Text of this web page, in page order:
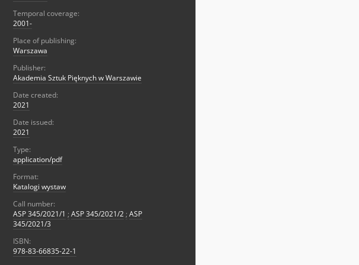
Temporal coverage:
2001-
Place of publishing:
Warszawa
Publisher:
Akademia Sztuk Pięknych w Warszawie
Date created:
2021
Date issued:
2021
Type:
application/pdf
Format:
Katalogi wystaw
Call number:
ASP 345/2021/1 ; ASP 345/2021/2 ; ASP
345/2021/3
ISBN:
978-83-66835-22-1